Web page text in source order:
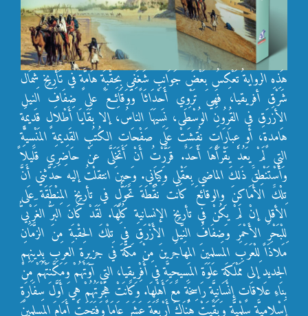
هَذِهِ الروايةُ تَعْكِسُ بَعْضَ جَوَانِبِ شَغَفِي بِحِقْبَةٍ هَامَّةٍ في تَأرِيخِ شِمَال
شَرْقِ أفريقيا، فَهِيَ تَرْوِي أَحْدَاثَاً وَوَقَائِعَ على ضِفَافِ النيلِ
الأزرَقِ في القُرُونِ الوُسْطَى، نَسِيَهَا الناسُ، إلا بَقَايَا أَطْلالٍ قَديمةٍ
هَامدةٍ، أو عِبَارَاتٍ نُقِشَتْ عَلى صَفْحَاتِ الكُتُبِ القَدِيمةِ المَنْسِيَّةِ
التي لَمْ يَعُدْ يَقْرَأهَا أَحَدٌ. قَرَّرْتُ أَنْ أَتَخَلَّى عنْ حَاضِرِي قَليلاً
وَأَسْتَنْطِقََ ذَلكَ الماضي بِعَقْلِي وَكِيَانِي. وَحِينَ انتقلْتُ إليه حَدَّثني أَنَّ
تِلْكََ الأَمَاكنَ والوقائعَ كانت نُقْطَةَ تَحَوُّلٍ في تأريخِ المِنْطَقَة ِعَلى
الأقلِ إنْ لَمْ يَكُنْ في تأريخِ الإنسانيةِ كُلِّهَا. لَقَدْ كَانَ البَرُّ الغَرْبِيُّ
لِلْبَحْرِ الأَحْمَرِ وَضِفَافُ النِّيلِ الأَزْرَقِ في تِلْكَ الحِقْبَةِ مِنَ الزَّمَانِ
مَلاذَاً لِلْعَرَبِ المسلمينَ المهاجرينَ مِنْ مَكَّةَ في جزيرةِ العربِ بِدِينِهِم
الجديد إلى مَمْلَكَةِ عَلَوَة المَسِيحِيَّةِ في أَفْرِيقِيا، التي آوَتْهُمْ وَمَكَّنَتْهُمْ مِنْ
بِنَاءِ عَلاقَاتٍ إِنْسَانِيَّةٍ رَاسِخَةٍ مَعَ أَهْلِهَا. وَكَانَتْ هَجْرَتُهُمْ هِيَ أَوَّلَ سِفَارَةٍ
إِسْلامِيَّةٍ سِلْمِيَّةٍ وَبَقِيَتْ هُنَاكَ أَرْبَعَةَ عَشَرَ عَامَاً وَفَتَحَتْ أَمَامَ المسلمينَ